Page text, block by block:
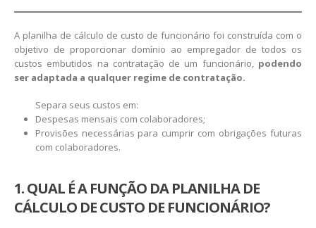
A planilha de cálculo de custo de funcionário foi construída com o
objetivo de proporcionar domínio ao empregador de todos os
custos embutidos na contratação de um funcionário, podendo
ser adaptada a qualquer regime de contratação.
Separa seus custos em:
Despesas mensais com colaboradores;
Provisões necessárias para cumprir com obrigações futuras
com colaboradores.
1. QUAL É A FUNÇÃO DA PLANILHA DE
CÁLCULO DE CUSTO DE FUNCIONÁRIO?